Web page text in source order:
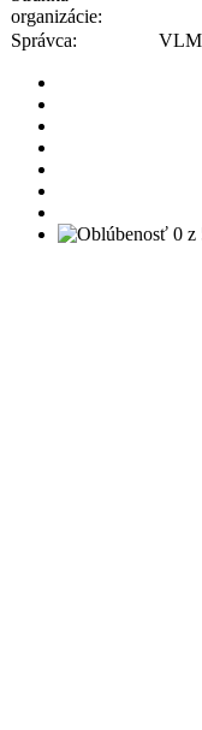
organizácie:
Správca:
VLM